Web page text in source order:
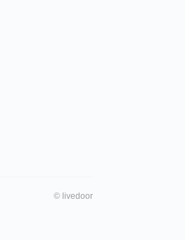
© livedoor